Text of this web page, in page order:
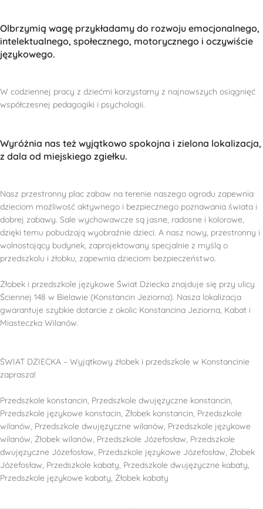
Olbrzymią wagę przykładamy do rozwoju emocjonalnego,
intelektualnego, społecznego, motorycznego i oczywiście
językowego.
W codziennej pracy z dziećmi korzystamy z najnowszych osiągnięć
współczesnej pedagogiki i psychologii.
Wyróżnia nas też wyjątkowo spokojna i zielona lokalizacja,
z dala od miejskiego zgiełku.
Nasz przestronny plac zabaw na terenie naszego ogrodu zapewnia
dzieciom możliwość aktywnego i bezpiecznego poznawania świata i
dobrej zabawy. Sale wychowawcze są jasne, radosne i kolorowe,
dzięki temu pobudzają wyobraźnie dzieci. A nasz nowy, przestronny i
wolnostojący budynek, zaprojektowany specjalnie z myślą o
przedszkolu i żłobku, zapewnia dzieciom bezpieczeństwo.
Żłobek i przedszkole językowe Świat Dziecka znajduje się przy ulicy
Ściennej 148 w Bielawie (Konstancin Jeziorna). Nasza lokalizacja
gwarantuje szybkie dotarcie z okolic Konstancina Jeziorna, Kabat i
Miasteczka Wilanów.
ŚWIAT DZIECKA – Wyjątkowy żłobek i przedszkole w Konstancinie
zaprasza!
Przedszkole konstancin, Przedszkole dwujęzyczne konstancin,
Przedszkole językowe konstacin, Żłobek konstancin, Przedszkole
wilanów, Przedszkole dwujęzyczne wilanów, Przedszkole językowe
wilanów, Żłobek wilanów, Przedszkole Józefosław, Przedszkole
dwujęzyczne Józefosław, Przedszkole językowe Józefosław, Żłobek
Józefosław, Przedszkole kabaty, Przedszkole dwujęzyczne kabaty,
Przedszkole językowe kabaty, Żłobek kabaty